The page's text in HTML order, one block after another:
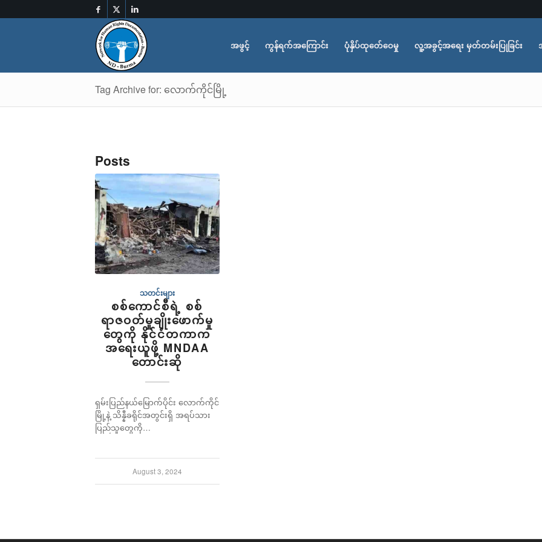
အဖွင့် ကွန်ရက်အကြောင်း ပုံနှိပ်ထုတ်ေဝေမှု လူ့အခွင့်အရေး မှတ်တမ်းပြုခြင်း
Tag Archive for: လောက်ကိုင်မြို့
Posts
သတင်းများ
စစ်ကောင်စီရဲ့ စစ်
ရာဇဝတ်မှုချိုးဖောက်မှု
တွေကို နိုင်ငံတကာက
အရေးယူဖို့ MNDAA
တောင်းဆို
ရှမ်းပြည်နယ်မြောက်ပိုင်း လောက်ကိုင်
မြို့နဲ့ သိန္နီခရိုင်အတွင်းရှိ အရပ်သား
ပြည်သူတွေကို…
August 3, 2024